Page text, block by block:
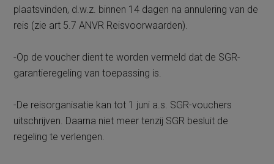
plaatsvinden, d.w.z. binnen 14 dagen na annulering van de
reis (zie art 5.7 ANVR Reisvoorwaarden).
-Op de voucher dient te worden vermeld dat de SGR-
garantieregeling van toepassing is.
-De reisorganisatie kan tot 1 juni a.s. SGR-vouchers
uitschrijven. Daarna niet meer tenzij SGR besluit de
regeling te verlengen.